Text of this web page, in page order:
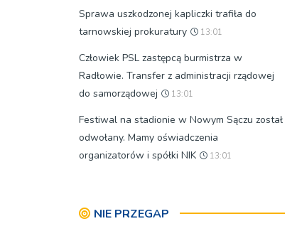
Sprawa uszkodzonej kapliczki trafiła do
tarnowskiej prokuratury
13:01
Człowiek PSL zastępcą burmistrza w
Radłowie. Transfer z administracji rządowej
do samorządowej
13:01
Festiwal na stadionie w Nowym Sączu został
odwołany. Mamy oświadczenia
organizatorów i spółki NIK
13:01
NIE PRZEGAP